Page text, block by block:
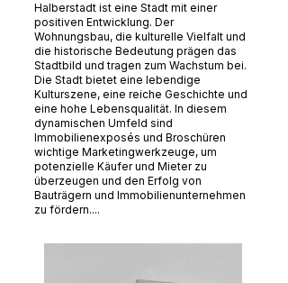
Halberstadt ist eine Stadt mit einer
positiven Entwicklung. Der
Wohnungsbau, die kulturelle Vielfalt und
die historische Bedeutung prägen das
Stadtbild und tragen zum Wachstum bei.
Die Stadt bietet eine lebendige
Kulturszene, eine reiche Geschichte und
eine hohe Lebensqualität. In diesem
dynamischen Umfeld sind
Immobilienexposés und Broschüren
wichtige Marketingwerkzeuge, um
potenzielle Käufer und Mieter zu
überzeugen und den Erfolg von
Bauträgern und Immobilienunternehmen
zu fördern....